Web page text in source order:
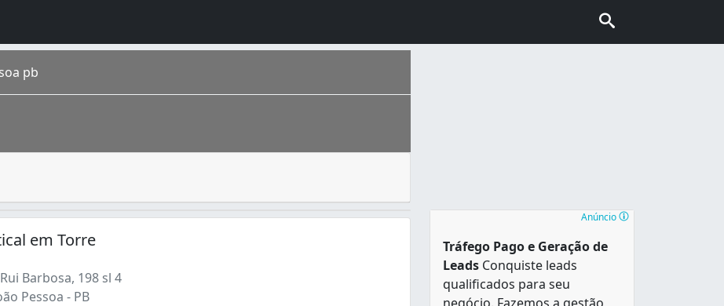
pb
estado da Paraíba e a capital do estado nordestino . Em 1585, com o nome de Nossa Senhora das Neves, foi a
em Torre
Barbosa, 198 sl 4
Pessoa - PB
Anúncio
Tráfego Pago e Geração de
Leads Conquiste leads
qualificados para seu
negócio. Fazemos a gestão